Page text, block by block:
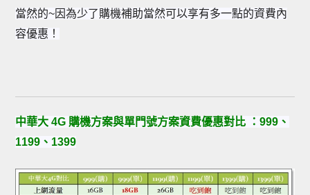
當然的~因為少了購機補助當然可以享有多一點的資費內
容優惠！
中華大 4G 購機方案與單門號方案資費優惠對比 ：999、
1199、1399